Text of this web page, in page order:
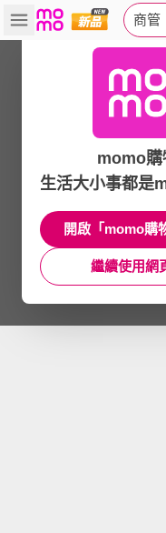
商管
momo購
生活大小事都是
開啟「momo購
繼續使用網